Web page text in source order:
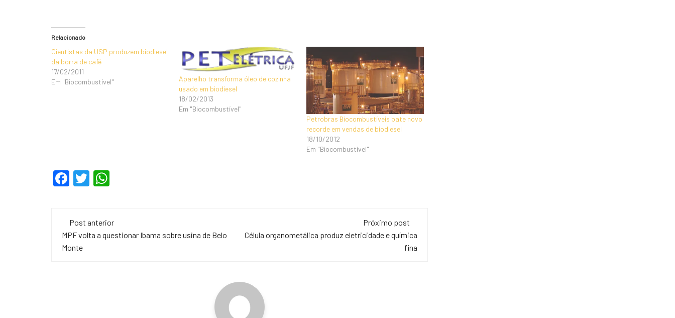
Relacionado
Cientistas da USP produzem biodiesel
da borra de café
17/02/2011
Em "Biocombustível"
Aparelho transforma óleo de cozinha
usado em biodiesel
18/02/2013
Em "Biocombustível"
Petrobras Biocombustíveis bate novo
recorde em vendas de biodiesel
18/10/2012
Em "Biocombustível"
F
e
b
T
er s
A
Navegação
de
Post anterior
MPF volta a questionar Ibama sobre usina de Belo
Monte
Próximo post
Célula organometálica produz eletricidade e química
fina